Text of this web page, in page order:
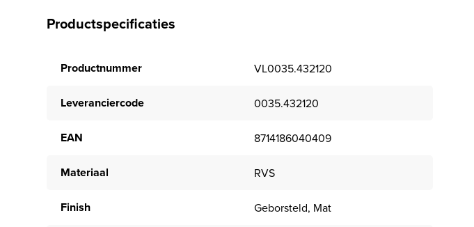
Productspecificaties
Productnummer VL0035.432120
Leveranciercode 0035.432120
EAN 8714186040409
Materiaal RVS
Finish Geborsteld, Mat